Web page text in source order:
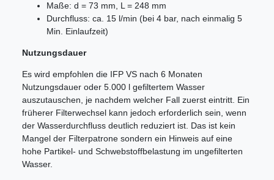
Maße: d = 73 mm, L = 248 mm
Durchfluss: ca. 15 l/min (bei 4 bar, nach einmalig 5
Min. Einlaufzeit)
Nutzungsdauer
Es wird empfohlen die IFP VS nach 6 Monaten
Nutzungsdauer oder 5.000 l gefiltertem Wasser
auszutauschen, je nachdem welcher Fall zuerst eintritt. Ein
früherer Filterwechsel kann jedoch erforderlich sein, wenn
der Wasserdurchfluss deutlich reduziert ist. Das ist kein
Mangel der Filterpatrone sondern ein Hinweis auf eine
hohe Partikel- und Schwebstoffbelastung im ungefilterten
Wasser.